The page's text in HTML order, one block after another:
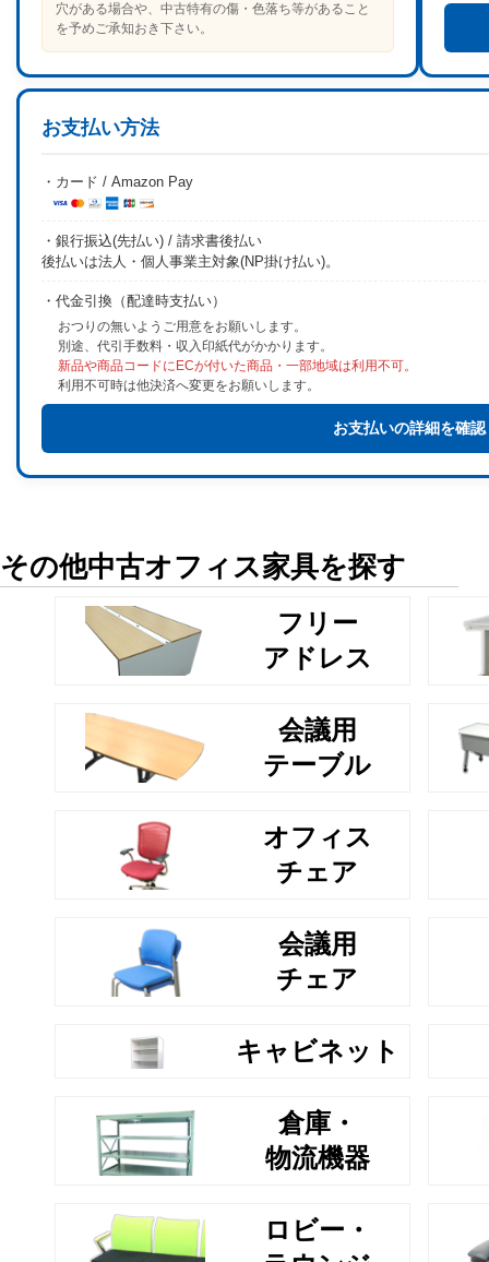
穴がある場合や、中古特有の傷・色落ち等があること
を予めご承知おき下さい。
お支払い方法
・カード / Amazon Pay
・銀行振込(先払い) / 請求書後払い
後払いは法人・個人事業主対象(NP掛け払い)。
・代金引換（配達時支払い）
おつりの無いようご用意をお願いします。
別途、代引手数料・収入印紙代がかかります。
新品や商品コードにECが付いた商品・一部地域は利用不可。
利用不可時は他決済へ変更をお願いします。
お支払いの詳細を確認
その他中古オフィス家具を探す
フリー
アドレス
会議用
テーブル
オフィス
チェア
会議用
チェア
キャビネット
倉庫・
物流機器
ロビー・